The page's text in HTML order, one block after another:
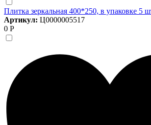
Плитка зеркальная 400*250, в упаковке 5
Артикул: Ц0000005517
0 Р